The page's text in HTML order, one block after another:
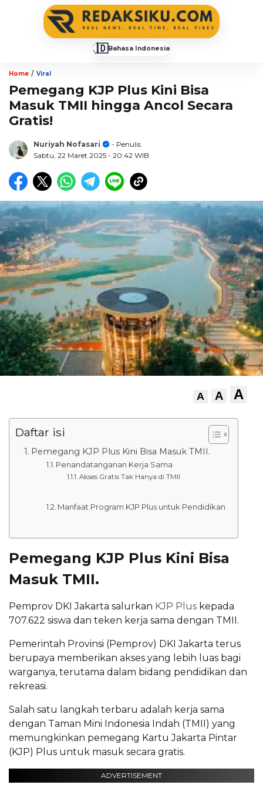
🇮🇩Bahasa Indonesia
Home / Viral
Pemegang KJP Plus Kini Bisa
Masuk TMII hingga Ancol Secara
Gratis!
Nuriyah Nofasari
- Penulis
Sabtu, 22 Maret 2025 - 20:42 WIB
A A A
Daftar isi
Pemegang KJP Plus Kini Bisa Masuk TMII.
Penandatanganan Kerja Sama
Akses Gratis Tak Hanya di TMII
Manfaat Program KJP Plus untuk Pendidikan
Pemegang KJP Plus Kini Bisa
Masuk TMII.
Pemprov DKI Jakarta salurkan KJP Plus kepada
707.622 siswa dan teken kerja sama dengan TMII.
Pemerintah Provinsi (Pemprov) DKI Jakarta terus
berupaya memberikan akses yang lebih luas bagi
warganya, terutama dalam bidang pendidikan dan
rekreasi.
Salah satu langkah terbaru adalah kerja sama
dengan Taman Mini Indonesia Indah (TMII) yang
memungkinkan pemegang Kartu Jakarta Pintar
(KJP) Plus untuk masuk secara gratis.
ADVERTISEMENT